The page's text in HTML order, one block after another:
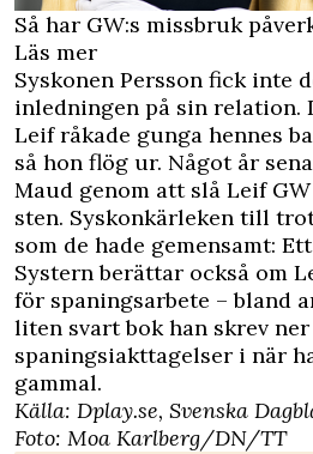
Så har GW:s missbruk
Läs mer
Syskonen Persson fick inte
inledningen på sin relation.
Leif råkade gunga hennes
så hon flög ur. Något år
Maud genom att slå Leif
sten. Syskonkärleken till
som de hade gemensamt:
Systern berättar också om
för spaningsarbete – bland
liten svart bok han skrev ner
spaningsiakttagelser i när
gammal.
Källa: Dplay.se, Svenska
Foto: Moa Karlberg/DN/TT